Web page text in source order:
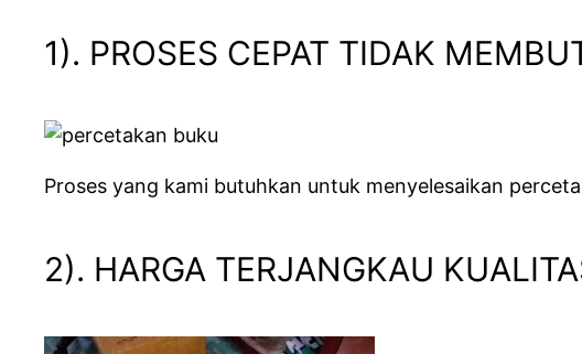
1). PROSES CEPAT TIDAK
Proses yang kami butuhkan untuk menyelesaikan
2). HARGA TERJANGKAU